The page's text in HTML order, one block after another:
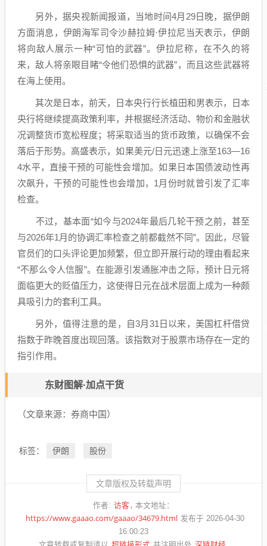
另外，据央视新闻报道，当地时间4月29日晚，据伊朗
方面消息，伊朗海军司令沙赫拉姆·伊拉尼当天表示，伊朗
将向敌人展示一种“可怕的武器”。伊拉尼称，在不久的将
来，敌人将亲眼目睹“令他们恐惧的武器”，而且这些武器将
在海上使用。
其次是日本，前天，日本央行行长植田和男表示，日本
央行将继续提高政策利率，并根据经济活动、物价和金融状
况调整货币宽松程度；将采取适当的货币政策，以确保不会
落后于形势。 高盛表示，如果美元/日元迅速上涨至163—16
4水平，直接干预的可能性会增加。如果日本国债波动性再
次飙升，干预的可能性也会增加，1月份时就曾引发了汇率
检查。
不过，基本面“如今与2024年最后几轮干预之前，甚至
与2026年1月的协调汇率检查之前都截然不同”。因此，尽管
官员们的口头评论更加频繁，但立即开展行动的理由看起来
“不那么令人信服”。在能源引发通胀冲击之际，预计日元将
面临更大的贬值压力，这使得日元在战术层面上成为一种颇
具吸引力的套利工具。
另外，值得注意的是，自3月31日以来，美国杠杆借贷
指数于昨晚首度出现回落。该指数对于股票市场存在一定的
指引作用。
东财图解·加点干货
（文章来源：券商中国）
标签： 伊朗 股份
文章版权及转载声明
作者: 访客 本文地址：
https://www.gaaao.com/gaaao/34679.html 发布于 2026-04-30
16:00:23